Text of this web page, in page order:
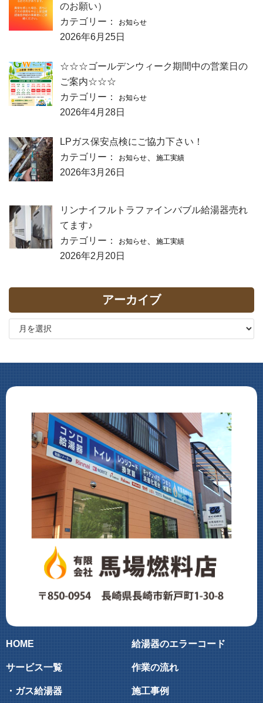
のお願い）
カテゴリー：
お知らせ
2026年6月25日
☆☆☆ゴールデンウィーク期間中の営業日の
ご案内☆☆☆
カテゴリー：
お知らせ
2026年4月28日
LPガス保安点検にご協力下さい！
カテゴリー：
お知らせ 施工実績
2026年3月26日
リンナイフルトラファインバブル給湯器売れ
てます♪
カテゴリー：
お知らせ 施工実績
2026年2月20日
アーカイブ
HOME
サービス一覧
・ガス給湯器
給湯器のエラーコード
作業の流れ
施工事例